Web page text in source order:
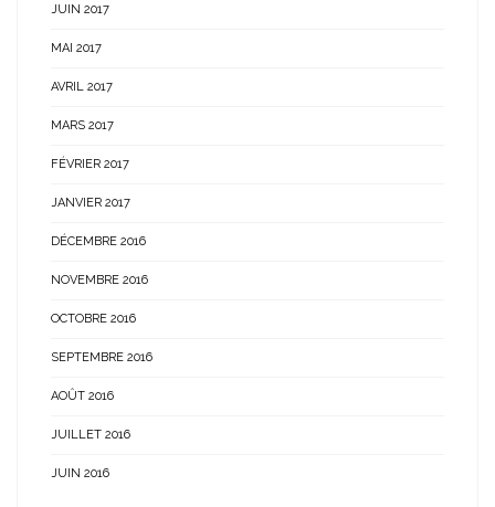
JUIN 2017
MAI 2017
AVRIL 2017
MARS 2017
FÉVRIER 2017
JANVIER 2017
DÉCEMBRE 2016
NOVEMBRE 2016
OCTOBRE 2016
SEPTEMBRE 2016
AOÛT 2016
JUILLET 2016
JUIN 2016